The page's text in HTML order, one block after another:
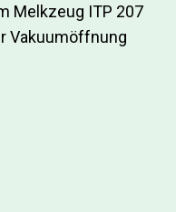
Melkzeug ITP 207
Vakuumöffnung